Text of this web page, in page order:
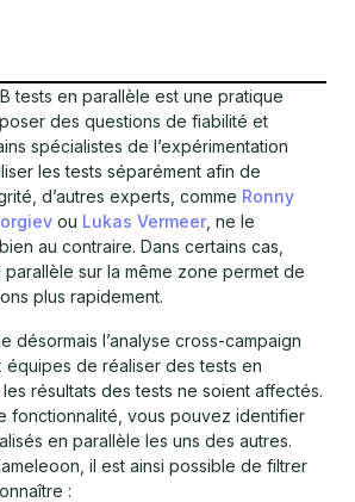
tests en parallèle est une pratique
des questions de fiabilité et
spécialistes de l’expérimentation
les tests séparément afin de
d’autres experts, comme Ronny
ou Lukas Vermeer , ne le
au contraire. Dans certains cas,
sur la même zone permet de
plus rapidement.
désormais l’analyse cross-campaign
équipes de réaliser des tests en
résultats des tests ne soient affectés.
fonctionnalité, vous pouvez identifier
en parallèle les uns des autres.
il est ainsi possible de filtrer
: